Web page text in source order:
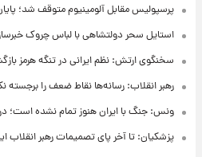
پرسپولیس مقابل آلومینیوم متوقف شد؛
استایل سحر دولتشاهی با لباس چروک
سخنگوی ارتش: نظم ایرانی در تنگه هرمز
رهبر انقلاب: رسانه‌ها نقاط ضعف را برجسته
ونس: جنگ با ایران هنوز تمام نشده است؛
پزشکیان: تا آخر پای تصمیمات رهبر انقلاب